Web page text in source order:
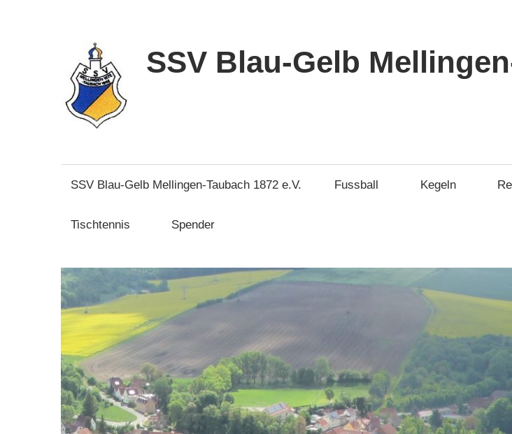
springen
SSV Blau-Gelb
SSV Blau-Gelb Mellingen-Taubach 1872 e.V. Fussball Kegeln
Tischtennis Spender